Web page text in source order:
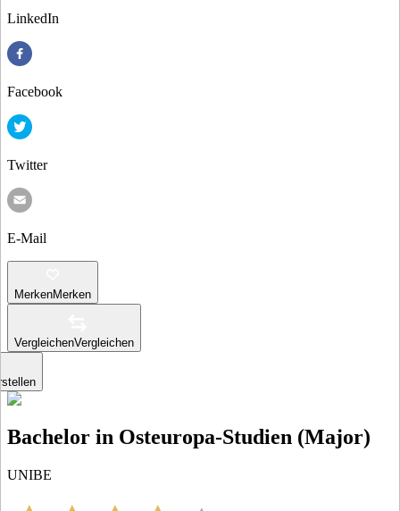
LinkedIn
Facebook
Twitter
E-Mail
MerkenMerken
VergleichenVergleichen
Bachelor in Osteuropa-Studien (Major)
UNIBE